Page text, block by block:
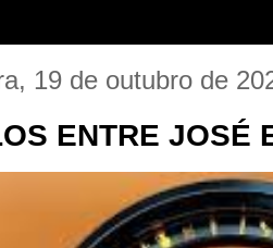
19 de outubro de
ENTRE JOSÉ